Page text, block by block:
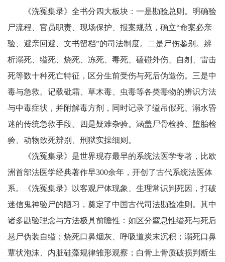
《洗冤集录》全书分四大板块：一是勘验总则。明确验
尸流程、官员职责、现场保护、报案规范，确立“命案必亲
验、避亲回避、文书留档”的司法制度。二是尸伤鉴别。辨
析溺死、缢死、烧死、冻死、毒死、磕碰外伤、自刎、雷击
死等数十种死亡特征，区分生前受伤与死后伪造伤。三是中
毒与急救。记载砒霜、草木毒、虫毒等各类毒物的辨识方法
与中毒症状，并附解毒方剂，同时记录了缢吊假死、溺水昏
迷的传统急救手段。四是疑难杂验。涵盖尸骨检验、堕胎检
验、动物致死辨别、刑狱实操细则。
《洗冤集录》是世界现存最早的系统法医学专著，比欧
洲首部法医学经典著作早300余年，开创了古代系统法医体
系。《洗冤集录》以客观尸体现象、生理常识判死因，打破
迷信鬼神验尸的陋习，奠定了中国古代司法勘验准则。其中
诸多勘验理念与方法极具前瞻性：如区分窒息性缢死与死后
悬尸伪装自缢；烧死口鼻烟灰、呼吸道炭末沉积；溺死口鼻
蕈状泡沫、内脏硅藻规律雏形观察；白骨上骨质破损判断生